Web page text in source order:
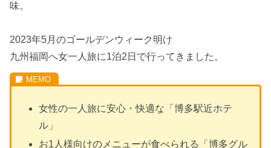
味。
2023年5月のゴールデンウィーク明け
九州福岡へ女一人旅に1泊2日で行ってきました。
女性の一人旅に安心・快適な「博多駅近ホテ
ル」
お1人様向けのメニューが食べられる「博多グル